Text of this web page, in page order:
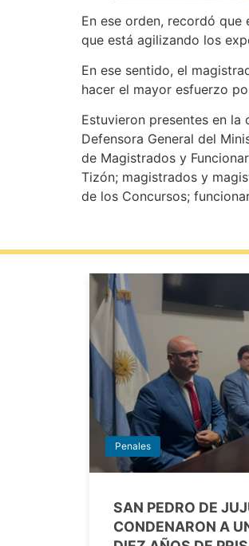
En ese orden, recordó
que está agilizando los
En ese sentido, el
hacer el mayor esfuerzo
Estuvieron presentes en la
Defensora General del
de Magistrados y
Tizón; magistrados y
de los Concursos;
Penales
SAN PEDRO DE
CONDENARON A